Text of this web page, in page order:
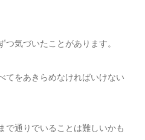
気づいたことがあります。
てをあきらめなければいけない
で通りでいることは難しいかも